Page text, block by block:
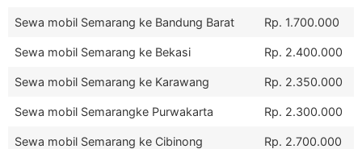
Sewa mobil Semarang ke Bandung Barat Rp. 1.700.000
Sewa mobil Semarang ke Bekasi Rp. 2.400.000
Sewa mobil Semarang ke Karawang Rp. 2.350.000
Sewa mobil Semarangke Purwakarta Rp. 2.300.000
Sewa mobil Semarang ke Cibinong Rp. 2.700.000